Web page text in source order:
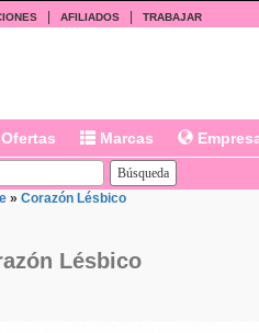
AFILIADOS TRABAJAR
Ofertas Marcas
» Corazón Lésbico
Lésbico